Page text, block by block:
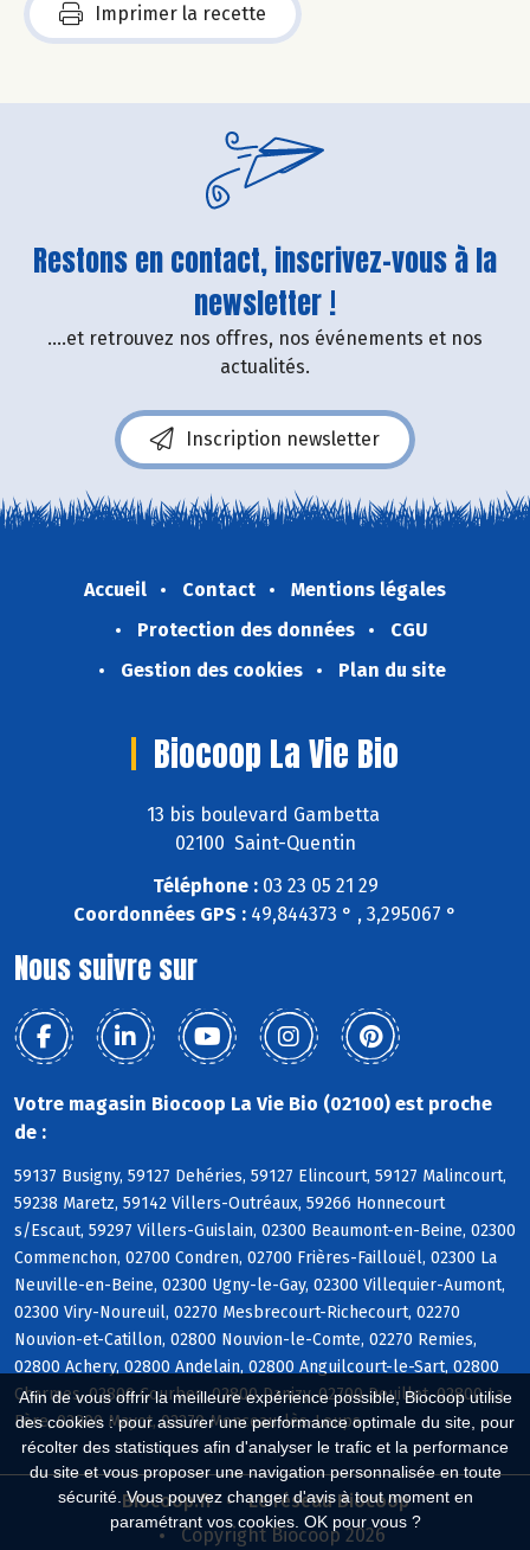
Afin de vous offrir la meilleure expérience possible, Biocoop utilise
des cookies : pour assurer une performance optimale du site, pour
récolter des statistiques afin d'analyser le trafic et la performance
du site et vous proposer une navigation personnalisée en toute
sécurité. Vous pouvez changer d'avis à tout moment en
paramétrant vos cookies. OK pour vous ?
Imprimer la recette
Restons en contact, inscrivez-vous à la
newsletter !
....et retrouvez nos offres, nos événements et nos
actualités.
Inscription newsletter
Accueil Contact
Mentions légales
Protection des données
CGU
Gestion des cookies
Plan du site
Biocoop La Vie Bio
13 bis boulevard Gambetta
02100 Saint-Quentin
Téléphone :03 23 05 21 29
Coordonnées GPS : 49,844373 ° , 3,295067 °
Nous suivre sur
Votre magasin Biocoop La Vie Bio (02100) est proche
de :
59137 Busigny, 59127 Dehéries, 59127 Elincourt, 59127 Malincourt,
59238 Maretz, 59142 Villers-Outréaux, 59266 Honnecourt
s/Escaut, 59297 Villers-Guislain, 02300 Beaumont-en-Beine, 02300
Commenchon, 02700 Condren, 02700 Frières-Faillouël, 02300 La
Neuville-en-Beine, 02300 Ugny-le-Gay, 02300 Villequier-Aumont,
02300 Viry-Noureuil, 02270 Mesbrecourt-Richecourt, 02270
Nouvion-et-Catillon, 02800 Nouvion-le-Comte, 02270 Remies,
02800 Achery, 02800 Andelain, 02800 Anguilcourt-le-Sart, 02800
Charmes, 02800 Courbes, 02800 Danizy, 02700 Deuillet, 02800 La
Fère, 02800 Mayot, 02270 Monceau-lès-Leups
Biocoop.fr
Le réseau Biocoop
Copyright Biocoop 2026